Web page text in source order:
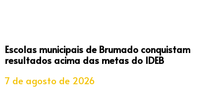
Escolas municipais de Brumado conquistam
resultados acima das metas do IDEB
7 de agosto de 2026